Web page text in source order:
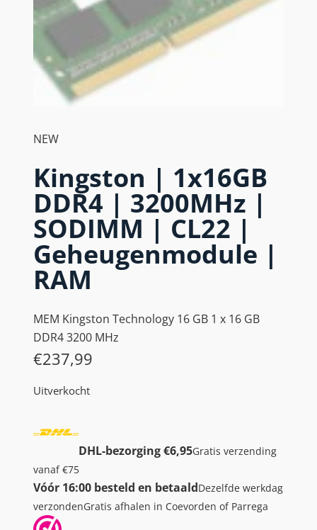
NEW
Kingston | 1x16GB
DDR4 | 3200MHz |
SODIMM | CL22 |
Geheugenmodule |
RAM
MEM Kingston Technology 16 GB 1 x 16 GB
DDR4 3200 MHz
€237,99
Uitverkocht
DHL-bezorging €6,95Gratis verzending
vanaf €75
Vóór 16:00 besteld en betaaldDezelfde werkdag
verzondenGratis afhalen in Coevorden of Parrega